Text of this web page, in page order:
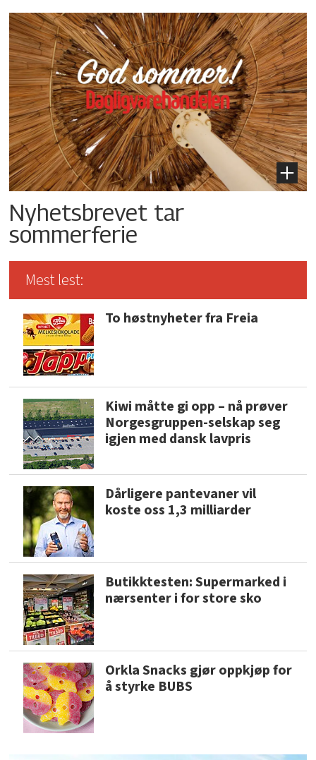
Nyhetsbrevet tar
sommerferie
Mest lest:
To høstnyheter fra Freia
Kiwi måtte gi opp – nå prøver
Norgesgruppen-selskap seg
igjen med dansk lavpris
Dårligere pantevaner vil
koste oss 1,3 milliarder
Butikktesten: Supermarked i
nærsenter i for store sko
Orkla Snacks gjør oppkjøp for
å styrke BUBS